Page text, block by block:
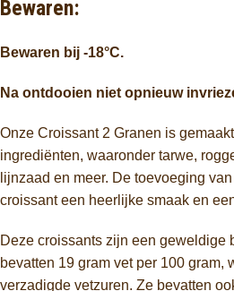
Bewaren:
Bewaren bij -18°C.
Na ontdooien niet opnieuw
Onze Croissant 2 Granen is
ingrediënten, waaronder tarwe,
lijnzaad en meer. De toevoeging
croissant een heerlijke smaak en
Deze croissants zijn een geweldige
bevatten 19 gram vet per 100 gram,
verzadigde vetzuren. Ze bevatten